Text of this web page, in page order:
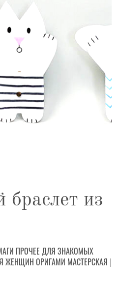
из
ПРОЧЕЕ ДЛЯ ЗНАКОМЫХ
ЖЕНЩИН ОРИГАМИ МАСТЕРСКАЯ |